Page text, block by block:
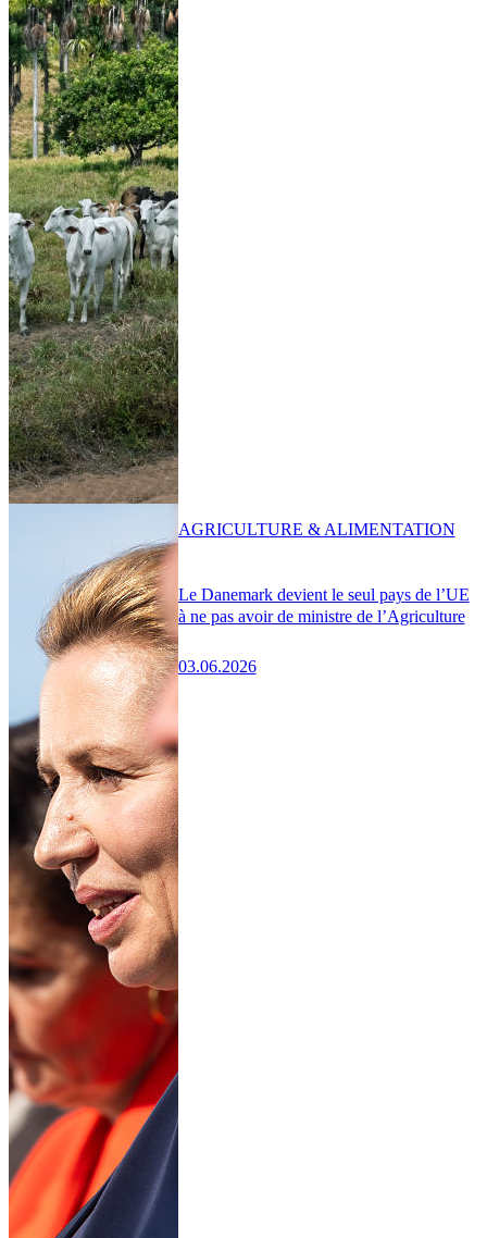
Le Danemark devient le seul pays de l’UE
à ne pas avoir de ministre de l’Agriculture
03.06.2026
AGRICULTURE & ALIMENTATION